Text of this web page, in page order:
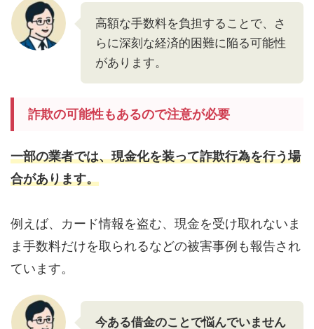
高額な手数料を負担することで、さ
らに深刻な経済的困難に陥る可能性
があります。
詐欺の可能性もあるので注意が必要
一部の業者では、現金化を装って詐欺行為を行う場
合があります。
例えば、カード情報を盗む、現金を受け取れないま
ま手数料だけを取られるなどの被害事例も報告され
ています。
今ある借金のことで悩んでいません